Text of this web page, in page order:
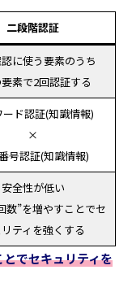
二段階認証
に使う要素のうち
素で2回認証する
ド認証(知識情報)
×
号認証(知識情報)
安全性が低い
数”を増やすことでセ
ティを強くする
でセキュリティを